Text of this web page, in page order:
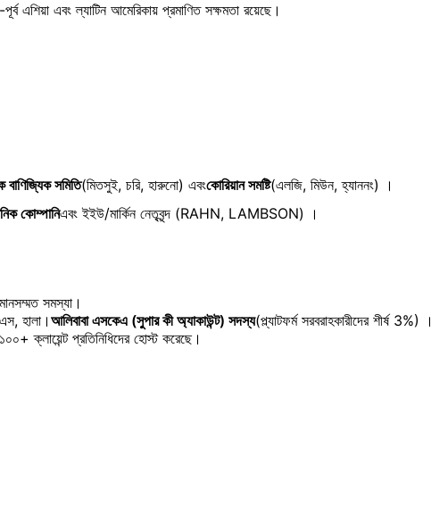
এশিয়া এবং ল্যাটিন আমেরিকায় প্রমাণিত সক্ষমতা রয়েছে।
বাণিজ্যিক সমিতি(মিতসুই, চরি, হারুনো) এবংকোরিয়ান সমষ্টি(এলজি, মিউন, হ্যাননং) ।
কোম্পানিএবং ইইউ/মার্কিন নেতৃবৃন্দ (RAHN, LAMBSON) ।
সমস্যা।
হালা। আলিবাবা এসকেএ (সুপার কী অ্যাকাউন্ট) সদস্য(প্ল্যাটফর্ম সরবরাহকারীদের শীর্ষ 3%) ।
ক্লায়েন্ট প্রতিনিধিদের হোস্ট করেছে।